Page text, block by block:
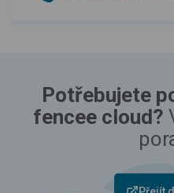
Potřebujete
fencee cloud?